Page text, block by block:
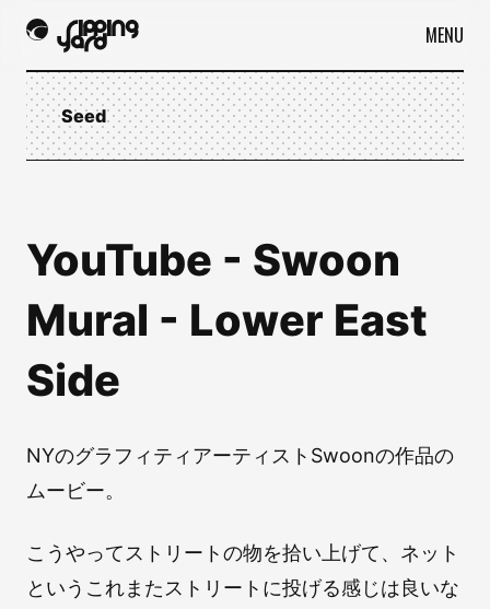
MENU
Seed
YouTube - Swoon
Mural - Lower East
Side
NYのグラフィティアーティストSwoonの作品の
ムービー。
こうやってストリートの物を拾い上げて、ネット
というこれまたストリートに投げる感じは良いな